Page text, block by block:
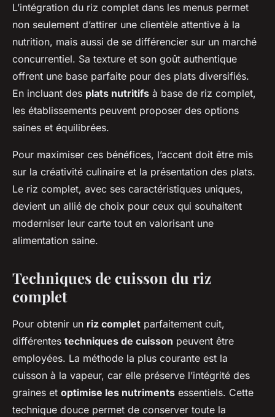
L’intégration du riz complet dans les menus permet
non seulement d’attirer une clientèle attentive à la
nutrition, mais aussi de se différencier sur un marché
concurrentiel. Sa texture et son goût authentique
offrent une base parfaite pour des plats diversifiés.
En incluant des plats nutritifs à base de riz complet,
les établissements peuvent proposer des options
saines et équilibrées.
Pour maximiser ces bénéfices, l’accent doit être mis
sur la créativité culinaire et la présentation des plats.
Le riz complet, avec ses caractéristiques uniques,
devient un allié de choix pour ceux qui souhaitent
moderniser leur carte tout en valorisant une
alimentation saine.
Techniques de cuisson du riz
complet
Pour obtenir un riz complet parfaitement cuit,
différentes techniques de cuisson peuvent être
employées. La méthode la plus courante est la
cuisson à la vapeur, car elle préserve l’intégrité des
graines et optimise les nutriments essentiels. Cette
technique douce permet de conserver toute la